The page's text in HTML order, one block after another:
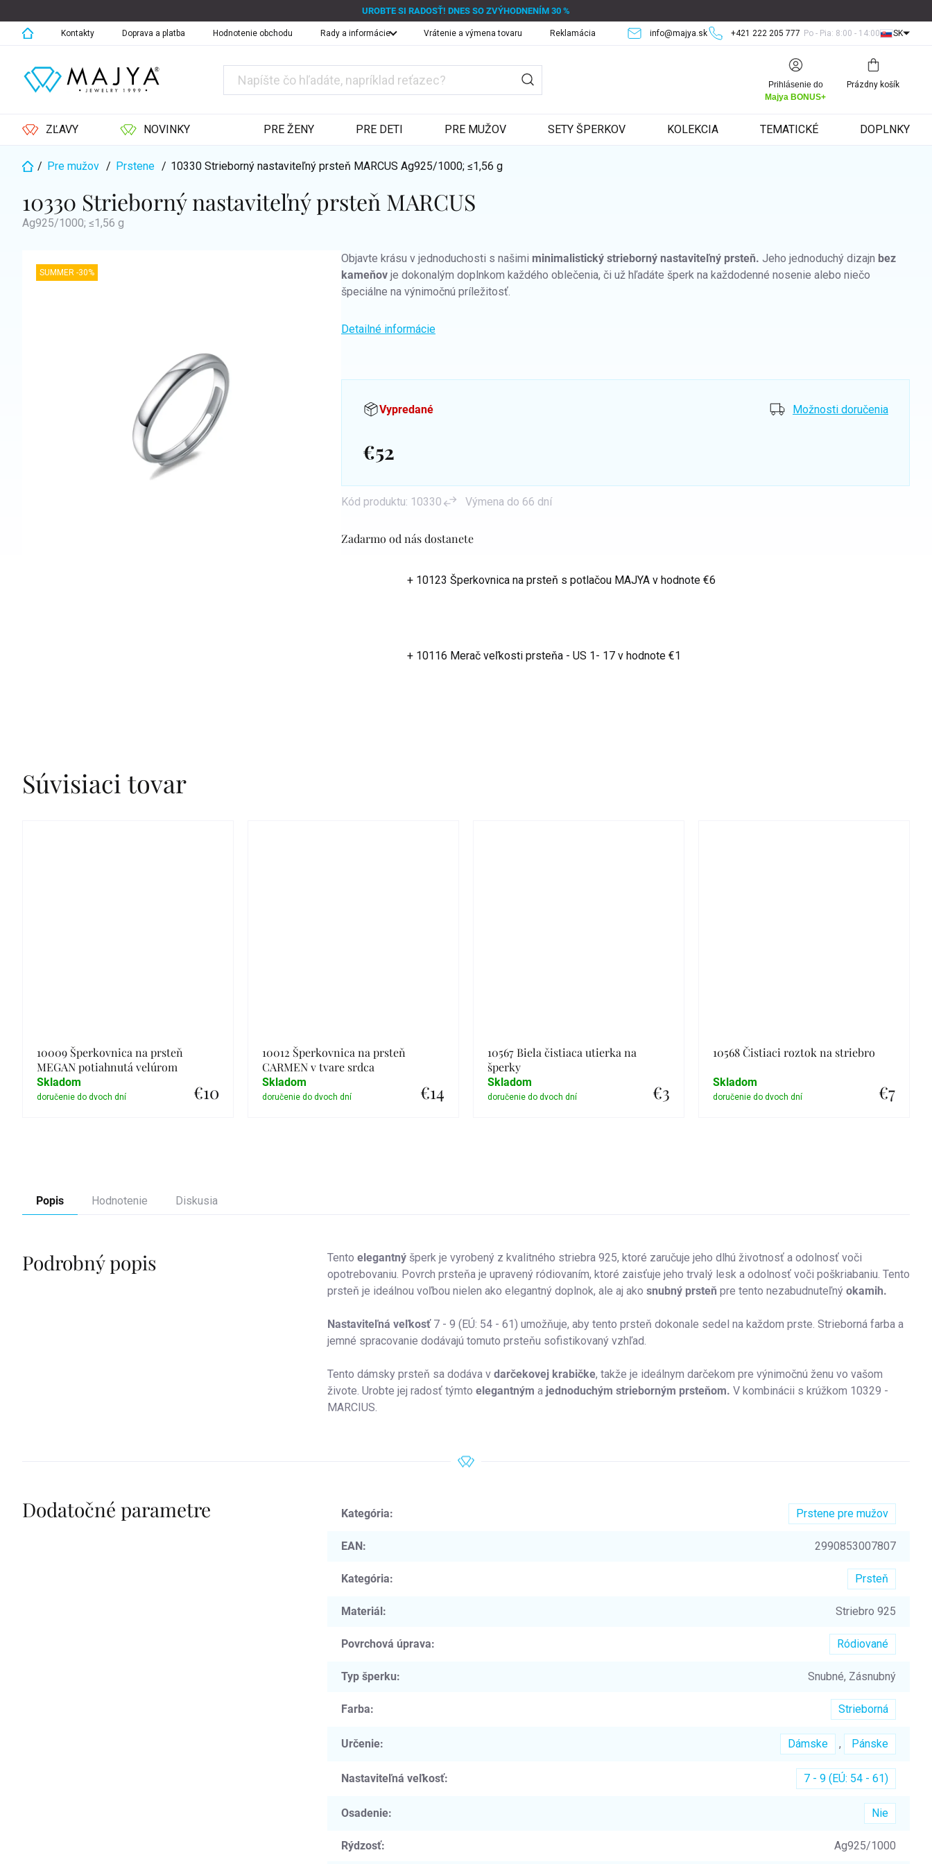
na
obsah
UROBTE SI RADOSŤ! DNES SO ZVÝHODNENÍM 30 %
+421 222 205 777 Po - Pia: 8:00 - 14:00
info@majya.sk
Kontakty Doprava a platba Hodnotenie obchodu Rady a informácie Vrátenie a výmena tovaru Reklamácia SK
Prihlásenie do
Majya BONUS+
Nákupný
košík
Prázdny košík
ZĽAVY NOVINKY PRE ŽENY PRE DETI PRE MUŽOV SETY ŠPERKOV KOLEKCIA TEMATICKÉ DOPLNKY
Domov
/ Pre mužov / Prstene / 10330 Strieborný nastaviteľný prsteň MARCUSAg925/1000; ≤1,56 g
10330 Strieborný nastaviteľný prsteň MARCUS
Ag925/1000; ≤1,56 g
SUMMER -30%
Zadarmo od nás dostanete
+ 10123 Šperkovnica na prsteň s potlačou MAJYA v hodnote €6
+ 10116 Merač veľkosti prsteňa - US 1- 17 v hodnote €1
Objavte krásu v jednoduchosti s našimi minimalistický strieborný nastaviteľný prsteň. Jeho jednoduchý dizajn bez
kameňov je dokonalým doplnkom každého oblečenia, či už hľadáte šperk na každodenné nosenie alebo niečo
špeciálne na výnimočnú príležitosť.
Detailné informácie
Vypredané Možnosti doručenia
€52
cena:
Kód produktu: 10330 Výmena do 66 dní
Súvisiaci tovar
10009 Šperkovnica na prsteň
MEGAN potiahnutá velúrom
€10
Skladom
10012 Šperkovnica na prsteň
CARMEN v tvare srdca
€14
Skladom
10567 Biela čistiaca utierka na
šperky
€3
Skladom
10568 Čistiaci roztok na striebro
€7
Skladom
Popis Hodnotenie Diskusia
Podrobný popis Tento elegantný šperk je vyrobený z kvalitného striebra 925, ktoré zaručuje jeho dlhú životnosť a odolnosť voči
opotrebovaniu. Povrch prsteňa je upravený ródiovaním, ktoré zaisťuje jeho trvalý lesk a odolnosť voči poškriabaniu. Tento
prsteň je ideálnou voľbou nielen ako elegantný doplnok, ale aj ako snubný prsteň pre tento nezabudnuteľný okamih.
Nastaviteľná veľkosť 7 - 9 (EÚ: 54 - 61) umožňuje, aby tento prsteň dokonale sedel na každom prste. Strieborná farba a
jemné spracovanie dodávajú tomuto prsteňu sofistikovaný vzhľad.
Tento dámsky prsteň sa dodáva v darčekovej krabičke, takže je ideálnym darčekom pre výnimočnú ženu vo vašom
živote. Urobte jej radosť týmto elegantným a jednoduchým strieborným prsteňom. V kombinácii s krúžkom 10329 -
MARCIUS.
Dodatočné parametre Kategória: Prstene pre mužov
EAN: 2990853007807
Kategória: Prsteň
Materiál: Striebro 925
Povrchová úprava: Ródiované
Typ šperku: Snubné, Zásnubný
Farba: Strieborná
Určenie: Dámske , Pánske
Nastaviteľná veľkosť: 7 - 9 (EÚ: 54 - 61)
Osadenie: Nie
Rýdzosť: Ag925/1000